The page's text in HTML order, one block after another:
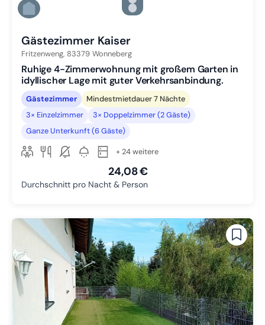
Zu Slide 5 wechseln
Zu Slide 6 wechseln
Gästezimmer Kaiser
Fritzenweng, 83379 Wonneberg
Ruhige 4-Zimmerwohnung mit großem Garten in
idyllischer Lage mit guter Verkehrsanbindung.
Gästezimmer
Mindestmietdauer 7 Nächte
3× Einzelzimmer
3× Doppelzimmer (2 Gäste)
Ganze Unterkunft (6 Gäste)
+ 24 weitere
24,08 €
Durchschnitt pro Nacht & Person